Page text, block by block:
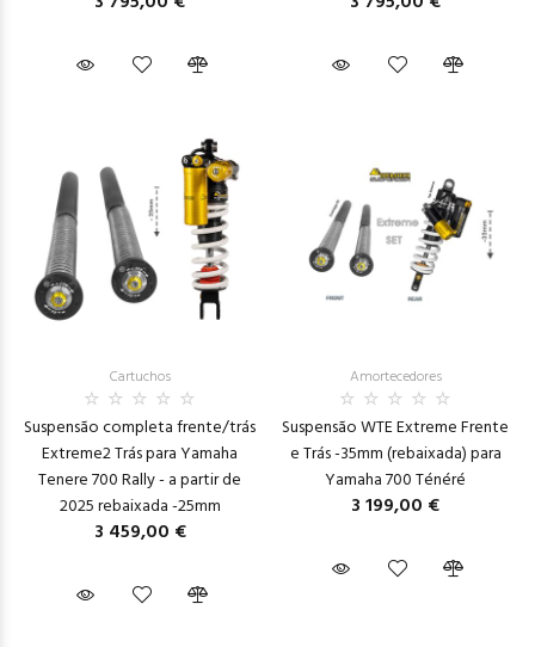
Cartuchos
Suspensão completa frente/trás
Extreme2 Trás para Yamaha
Tenere 700 Rally - a partir de
2025 rebaixada -25mm
3 459,00 €
Amortecedores
Suspensão WTE Extreme Frente
e Trás -35mm (rebaixada) para
Yamaha 700 Ténéré
3 199,00 €